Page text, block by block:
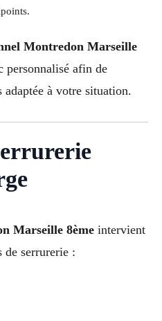
Montredon Marseille
personnalisé afin de
à votre situation.
Marseille 8ème intervient
de serrurerie :